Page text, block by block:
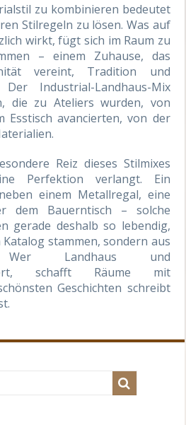
zu kombinieren bedeutet
Stilregeln zu lösen. Was auf
wirkt, fügt sich im Raum zu
– einem Zuhause, das
vereint, Tradition und
Industrial-Landhaus-Mix
die zu Ateliers wurden, von
Esstisch avancierten, von der
Reiz dieses Stilmixes
Perfektion verlangt. Ein
einem Metallregal, eine
dem Bauerntisch – solche
gerade deshalb so lebendig,
stammen, sondern aus
Landhaus und
schafft Räume mit
Geschichten schreibt